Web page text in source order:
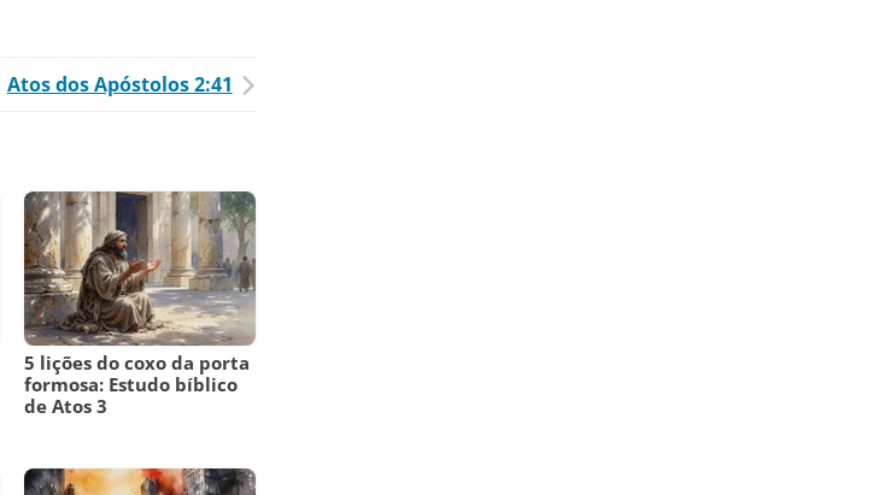
Atos dos Apóstolos 2:41
5 lições do coxo da porta
formosa: Estudo bíblico
de Atos 3